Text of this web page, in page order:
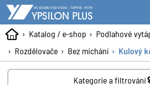
Katalog / e-shop
Podlahové
Rozdělovače
Bez míchání Kulový
Kategorie a filtrování